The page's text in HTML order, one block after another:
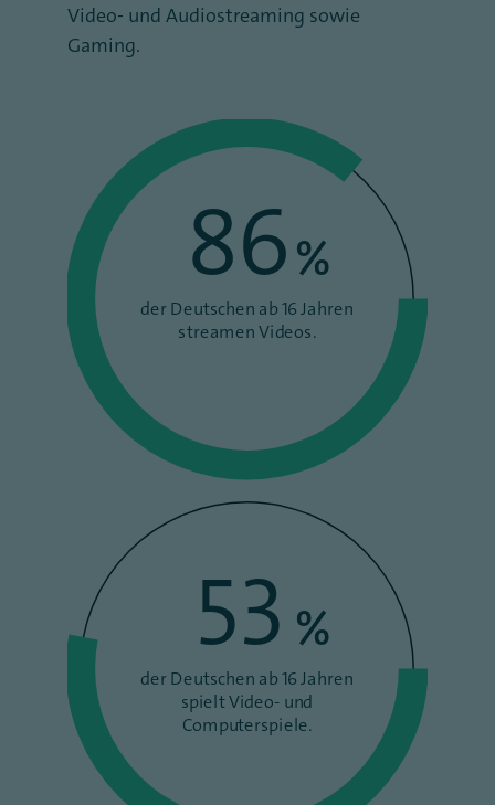
Video- und Audiostreaming sowie
Gaming.
86%
der Deutschen ab 16 Jahren
streamen Videos.
53 %
der Deutschen ab 16 Jahren
spielt Video- und
Computerspiele.